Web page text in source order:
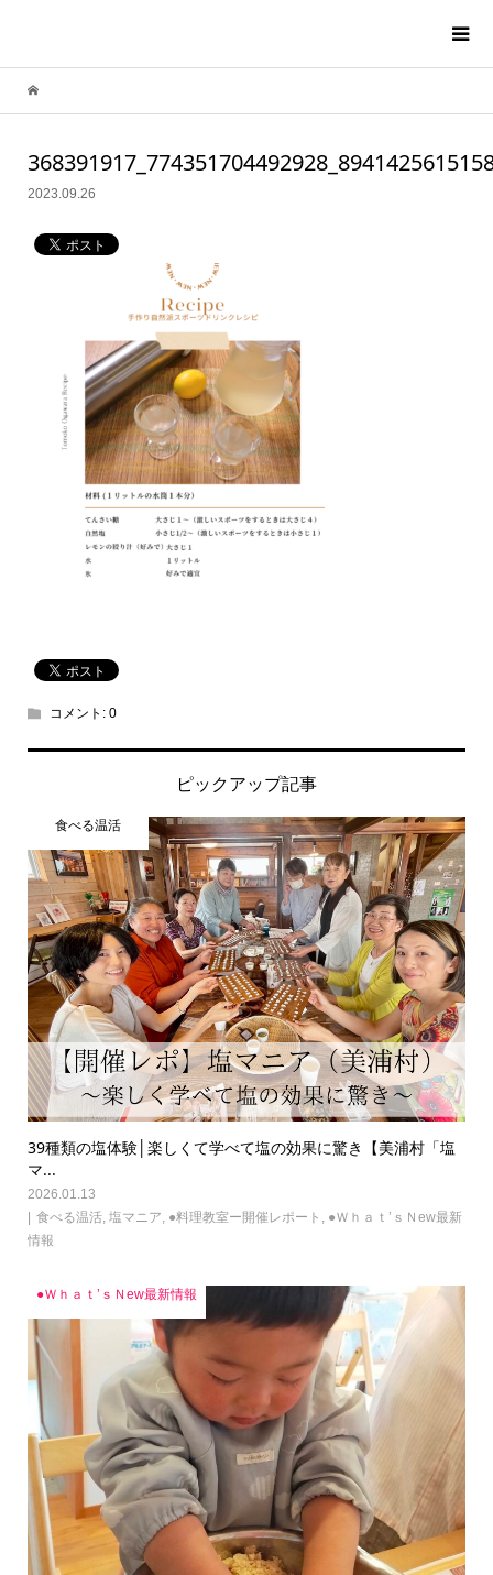
2023.09.26
コメント: 0
ピックアップ記事
食べる温活
39種類の塩体験│楽しくて学べて塩の効果に驚き【美浦村「塩
マ...
2026.01.13
食べる温活, 塩マニア, ●料理教室ー開催レポート , ●Ｗｈａｔ’ｓＮew最新
情報
●Ｗｈａｔ’ｓＮew最新情報